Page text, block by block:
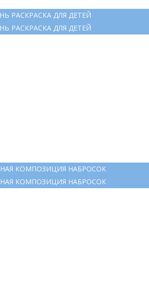
РАСКРАСКА ДЛЯ ДЕТЕЙ
РАСКРАСКА ДЛЯ ДЕТЕЙ
КОМПОЗИЦИЯ НАБРОСОК
КОМПОЗИЦИЯ НАБРОСОК